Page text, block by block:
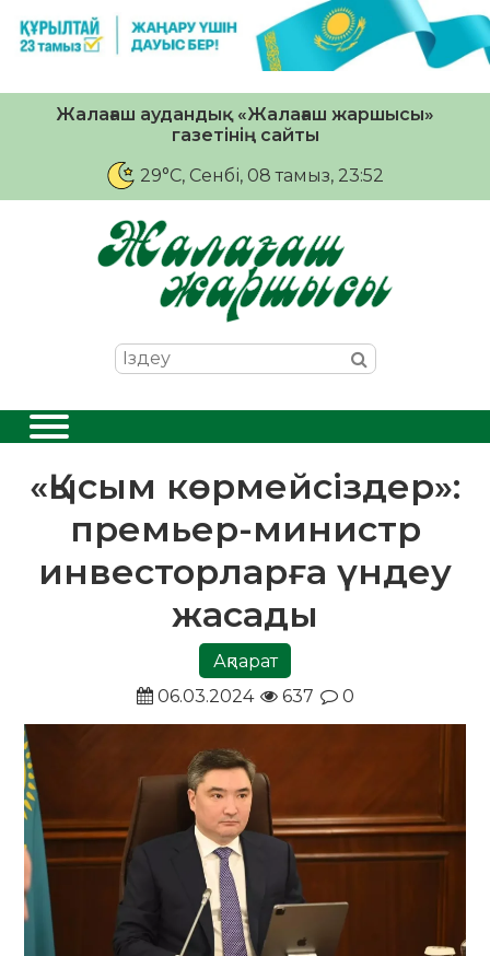
Жалағаш аудандық «Жалағаш жаршысы»
газетінің сайты
29°C, Сенбі, 08 тамыз, 23:52
«Қысым көрмейсіздер»:
премьер-министр
инвесторларға үндеу
жасады
Ақпарат
06.03.2024
637 0